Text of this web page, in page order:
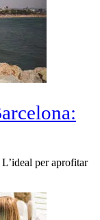
per aprofitar